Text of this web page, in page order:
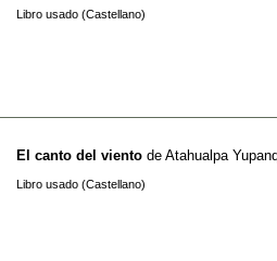
Libro usado (Castellano)
El canto del viento de Atahualpa
Libro usado (Castellano)